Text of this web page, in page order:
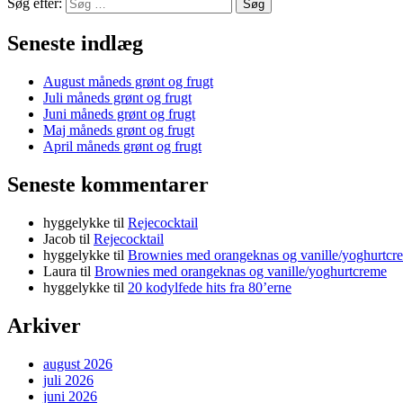
Søg efter: Søg
Seneste indlæg
August måneds grønt og frugt
Juli måneds grønt og frugt
Juni måneds grønt og frugt
Maj måneds grønt og frugt
April måneds grønt og frugt
Seneste kommentarer
hyggelykke til Rejecocktail
Jacob til Rejecocktail
hyggelykke til Brownies med orangeknas og vanille/
Laura til Brownies med orangeknas og vanille/yoghurtcreme
hyggelykke til 20 kodylfede hits fra 80’erne
Arkiver
august 2026
juli 2026
juni 2026